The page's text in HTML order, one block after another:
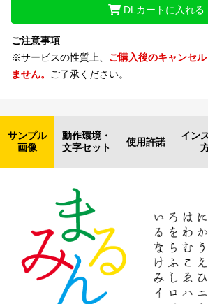
DLカートに入れる
ご注意事項
※サービスの性質上、 ご購入後のキャンセ
ません。 ご了承ください。
サンプル
画像
動作環境・
文字セット
使用許諾
イン